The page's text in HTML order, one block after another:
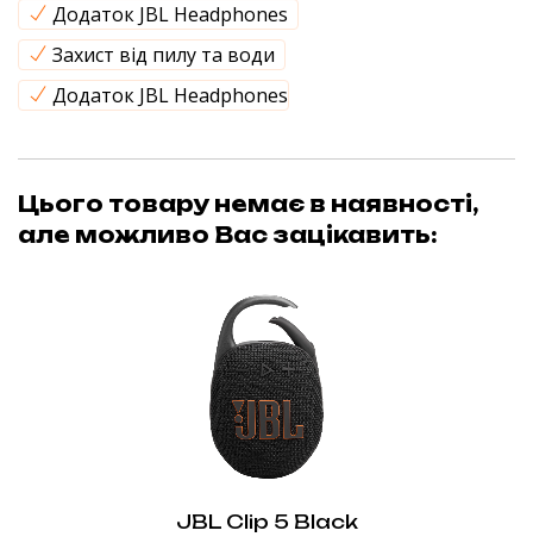
Додаток JBL Headphones
Захист від пилу та води
Додаток JBL Headphones
Цього товару немає в наявності,
але можливо Вас зацікавить:
JBL Clip 5 Black